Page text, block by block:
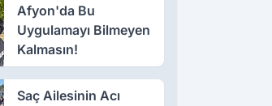
Afyon'da Bu
Uygulamayı Bilmeyen
Kalmasın!
Saç Ailesinin Acı